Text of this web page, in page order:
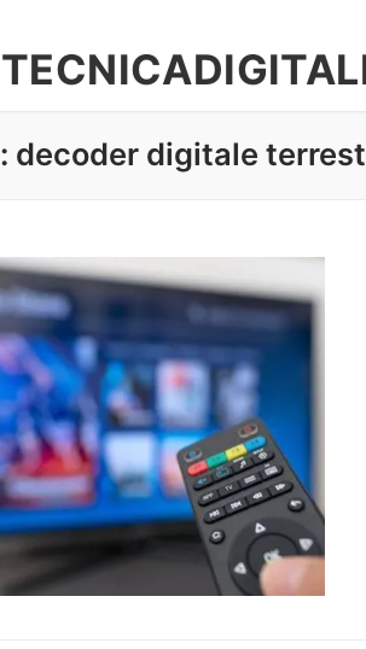
decoder digitale